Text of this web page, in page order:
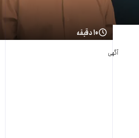
۱۰ دقیقه
آگهی